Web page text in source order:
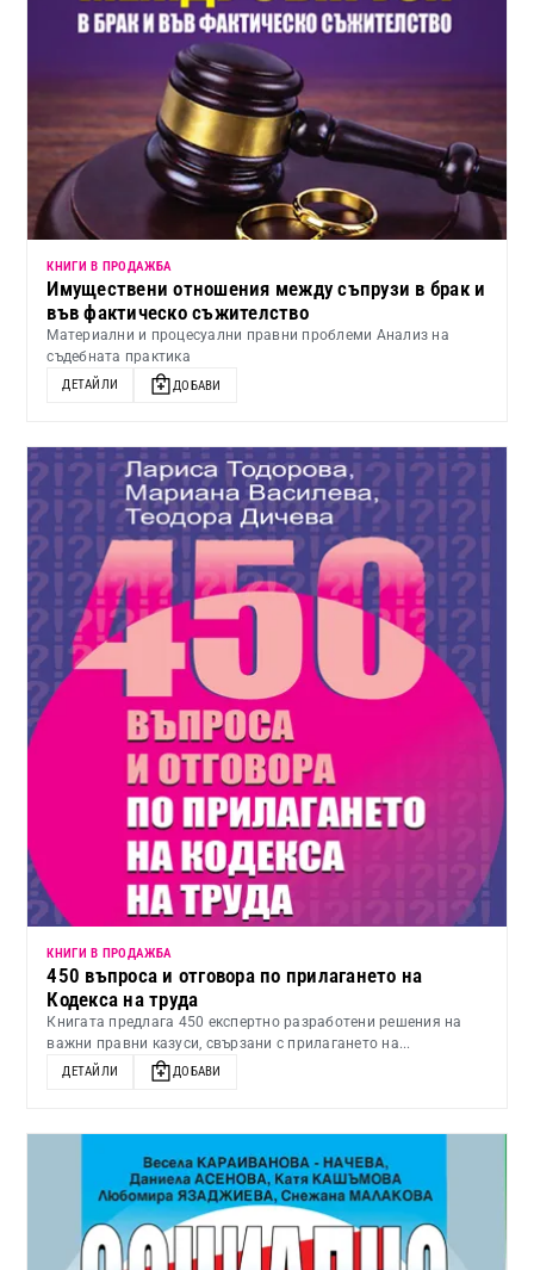
КНИГИ В ПРОДАЖБА
Имуществени отношения между съпрузи в брак и
във фактическо съжителство
Материални и процесуални правни проблеми Анализ на
съдебната практика
ДЕТАЙЛИ ДОБАВИ
КНИГИ В ПРОДАЖБА
450 въпроса и отговора по прилагането на
Кодекса на труда
Книгата предлага 450 експертно разработени решения на
важни правни казуси, свързани с прилагането на...
ДЕТАЙЛИ ДОБАВИ